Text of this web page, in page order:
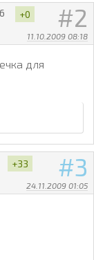
2
11.10.2009 08:18
6 +0
для
3
24.11.2009 01:05
+33